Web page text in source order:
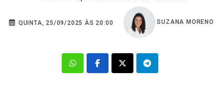
QUINTA, 25/09/2025 ÀS 20:00 SUZANA MORENO